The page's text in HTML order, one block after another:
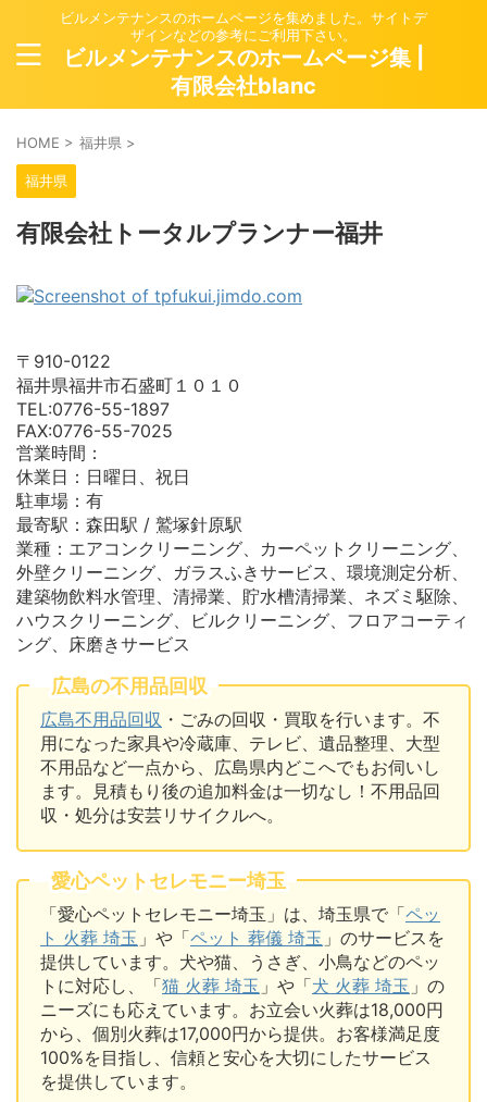
ビルメンテナンスのホームページを集めました。サイトデ
ザインなどの参考にご利用下さい。
ビルメンテナンスのホームページ集 |
有限会社blanc
HOME > 福井県 >
福井県
有限会社トータルプランナー福井
〒910-0122
福井県福井市石盛町１０１０
TEL:0776-55-1897
FAX:0776-55-7025
営業時間：
休業日：日曜日、祝日
駐車場：有
最寄駅：森田駅 / 鷲塚針原駅
業種：エアコンクリーニング、カーペットクリーニング、
外壁クリーニング、ガラスふきサービス、環境測定分析、
建築物飲料水管理、清掃業、貯水槽清掃業、ネズミ駆除、
ハウスクリーニング、ビルクリーニング、フロアコーティ
ング、床磨きサービス
広島の不用品回収
広島不用品回収 ・ごみの回収・買取を行います。不
用になった家具や冷蔵庫、テレビ、遺品整理、大型
不用品など一点から、広島県内どこへでもお伺いし
ます。見積もり後の追加料金は一切なし！不用品回
収・処分は安芸リサイクルへ。
愛心ペットセレモニー埼玉
「愛心ペットセレモニー埼玉」は、埼玉県で「ペッ
ト 火葬 埼玉 」や「ペット 葬儀 埼玉 」のサービスを
提供しています。犬や猫、うさぎ、小鳥などのペッ
トに対応し、「猫 火葬 埼玉 」や「犬 火葬 埼玉 」の
ニーズにも応えています。お立会い火葬は18,000円
から、個別火葬は17,000円から提供。お客様満足度
100%を目指し、信頼と安心を大切にしたサービス
を提供しています。